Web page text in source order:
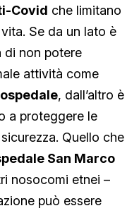
Covid che limitano
Se da un lato è
di non potere
attività come
, dall’altro è
a proteggere le
Quello che
San Marco
nosocomi etnei –
può essere